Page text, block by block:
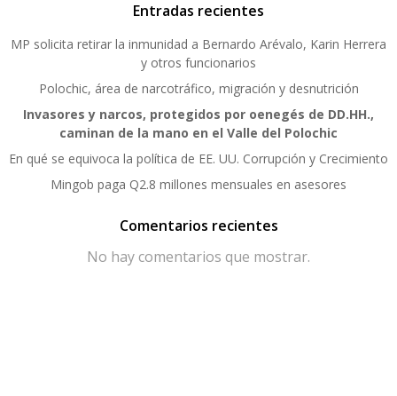
Entradas recientes
MP solicita retirar la inmunidad a Bernardo Arévalo, Karin Herrera
y otros funcionarios
Polochic, área de narcotráfico, migración y desnutrición
Invasores y narcos, protegidos por oenegés de DD.HH.,
caminan de la mano en el Valle del Polochic
En qué se equivoca la política de EE. UU. Corrupción y Crecimiento
Mingob paga Q2.8 millones mensuales en asesores
Comentarios recientes
No hay comentarios que mostrar.